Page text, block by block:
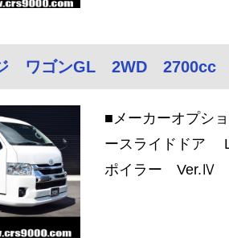
ジ ワゴンGL 2WD 2700cc
■メーカーオプシ
ースライドドア
ポイラー